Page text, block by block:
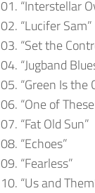
01. “Interstellar
02. “Lucifer Sam”
03. “Set the
04. “Jugband
05. “Green Is the
06. “One of
07. “Fat Old Sun”
08. “Echoes”
09. “Fearless”
10. “Us and